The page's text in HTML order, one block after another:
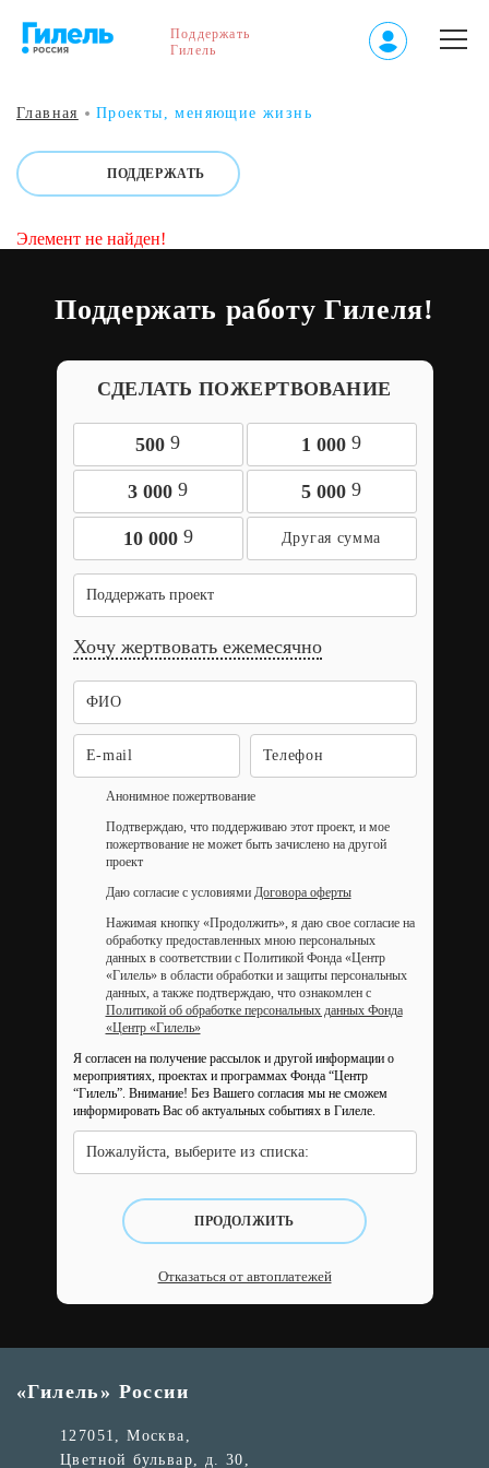
Поддержать
Гилель
Главная Проекты, меняющие жизнь
ПОДДЕРЖАТЬ
Элемент не найден!
Поддержать работу Гилеля!
СДЕЛАТЬ ПОЖЕРТВОВАНИЕ
500 9 1 000 9
3 000 9 5 000 9
10 000 9
Поддержать проект
Хочу жертвовать ежемесячно
Анонимное пожертвование
Подтверждаю, что поддерживаю этот проект, и мое
пожертвование не может быть зачислено на другой
проект
Даю согласие с условиями Договора оферты
Нажимая кнопку «Продолжить», я даю свое согласие на
обработку предоставленных мною персональных
данных в соответствии с Политикой Фонда «Центр
«Гилель» в области обработки и защиты персональных
данных, а также подтверждаю, что ознакомлен с
Политикой об обработке персональных данных Фонда
«Центр «Гилель»
Я согласен на получение рассылок и другой информации о
мероприятиях, проектах и программах Фонда “Центр
“Гилель”. Внимание! Без Вашего согласия мы не сможем
информировать Вас об актуальных событиях в Гилеле.
Пожалуйста, выберите из списка:
ПРОДОЛЖИТЬ
Отказаться от автоплатежей
«Гилель» России
127051, Москва,
Цветной бульвар, д. 30,